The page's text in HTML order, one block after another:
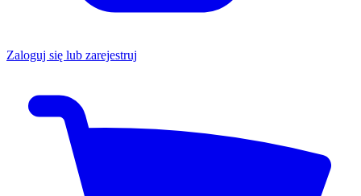
Zaloguj się lub zarejestruj